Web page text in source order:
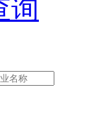
询